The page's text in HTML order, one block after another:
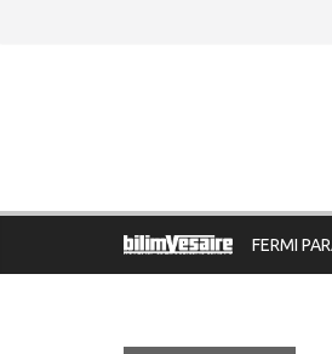
FERMI